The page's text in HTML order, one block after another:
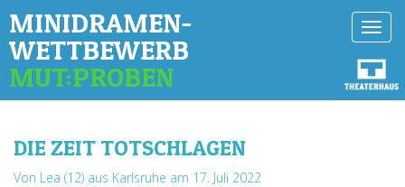
MINIDRAMEN-
WETTBEWERB
MUT:PROBEN
DIE ZEIT TOTSCHLAGEN
Von Lea (12) aus Karlsruhe am 17. Juli 2022